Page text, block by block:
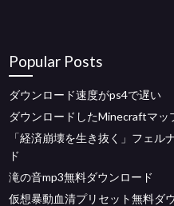
Popular Posts
ダウンロード速度がps4で遅い
ダウンロードしたMinecraftマッ
「経済崩壊を生き抜く」フェル
ド
滝の音mp3無料ダウンロード
仮想暴動血清プリセット無料ダ